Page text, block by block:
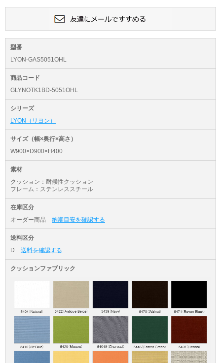
型番
LYON-GAS5051OHL
商品コード
GLYNOTK1BD-5051OHL
シリーズ
LYON（リヨン）
サイズ（幅×奥行×高さ）
W900×D900×H400
素材
クッション：耐候性クッション
フレーム：ステンレススチール
在庫区分
オーダー商品 納期目安を確認する
送料区分
D 送料を確認する
クッションファブリック